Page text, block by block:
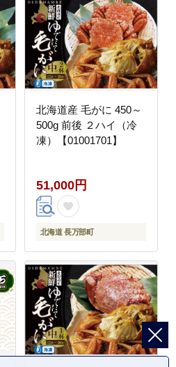
北海道産 毛がに 450～
500g 前後 ２ハイ（冷
凍）【01001701】
51,000円
北海道 長万部町